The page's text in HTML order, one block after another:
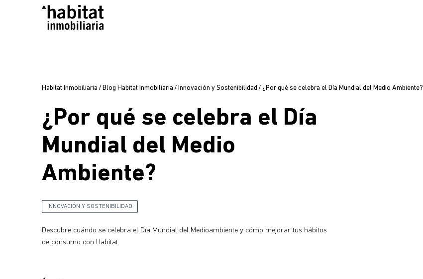
Habitat Inmobiliaria / Blog Habitat Inmobiliaria / Innovación y Sostenibilidad / ¿Por qué se celebra el Día Mundial del Medio Ambiente?
¿Por qué se celebra el Día
Mundial del Medio
Ambiente?
INNOVACIÓN Y SOSTENIBILIDAD
Descubre cuándo se celebra el Día Mundial del Medioambiente y cómo mejorar tus hábitos
de consumo con Habitat.